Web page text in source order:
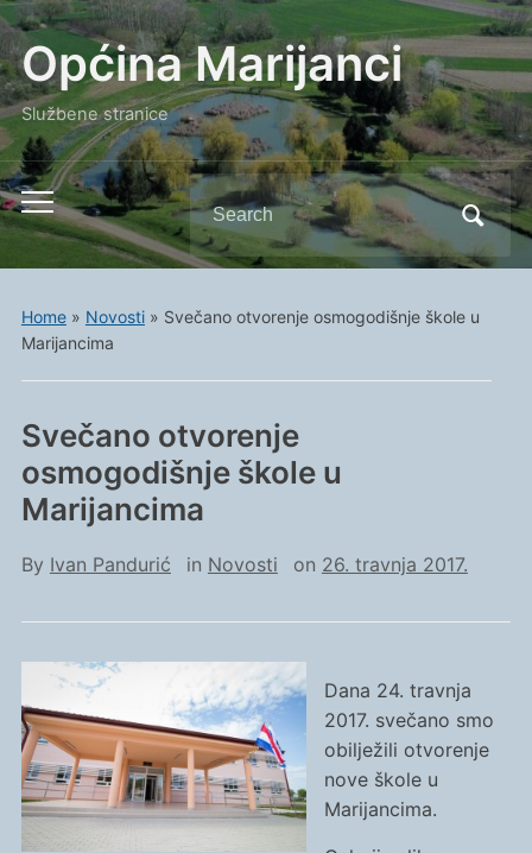
Općina Marijanci
Službene stranice
Toggle
mobile
menu
Search
for:
Home» Novosti» Svečano otvorenje osmogodišnje škole u
Marijancima
Svečano otvorenje
osmogodišnje škole u
Marijancima
By Ivan Pandurić in Novosti on 26. travnja 2017.
Dana 24. travnja
2017. svečano smo
obilježili otvorenje
nove škole u
Marijancima.